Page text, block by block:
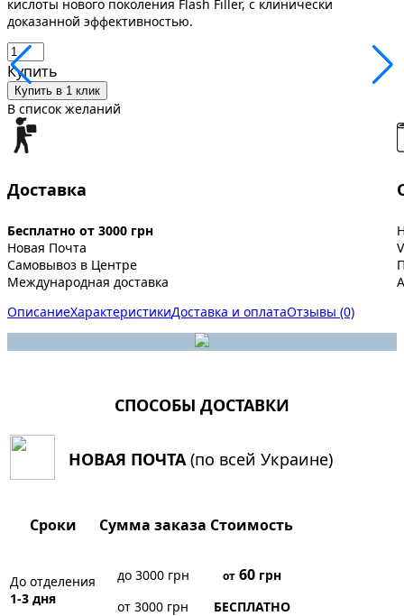
кислоты нового поколения Flash Filler, с клинически
доказанной эффективностью.
Купить
Купить в 1 клик
В список желаний
Доставка
Бесплатно от 3000 грн
Новая Почта
Самовывоз в Центре
Международная доставка
ОписаниеХарактеристикиДоставка и оплатаОтзывы (0)
СПОСОБЫ ДОСТАВКИ
НОВАЯ ПОЧТА (по всей Украине)
Сроки Сумма заказа Стоимость
До отделения
1-3 дня
до 3000 грн от60грн
от 3000 грн
БЕСПЛАТНО